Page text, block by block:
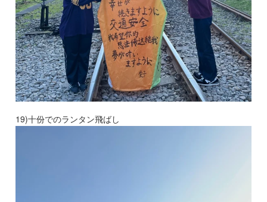
19)十份でのランタン飛ばし